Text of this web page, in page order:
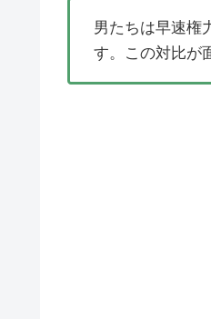
男たちは早速権
す。この対比が